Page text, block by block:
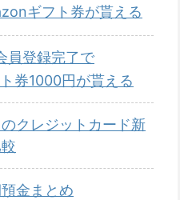
ギフト券が貰える
員登録完了で
券1000円が貰える
クレジットカード新
金まとめ